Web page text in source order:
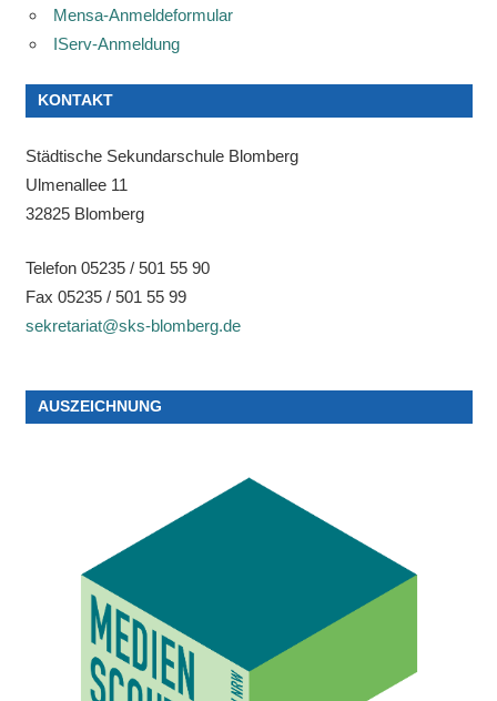
Mensa-Anmeldeformular
IServ-Anmeldung
KONTAKT
Städtische Sekundarschule Blomberg
Ulmenallee 11
32825 Blomberg
Telefon 05235 / 501 55 90
Fax 05235 / 501 55 99
sekretariat@sks-blomberg.de
AUSZEICHNUNG